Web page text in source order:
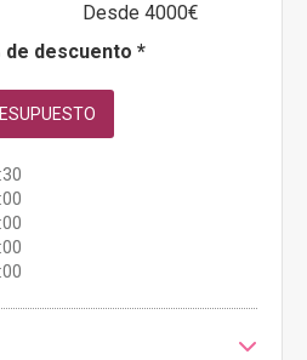
Desde 4000€
de descuento *